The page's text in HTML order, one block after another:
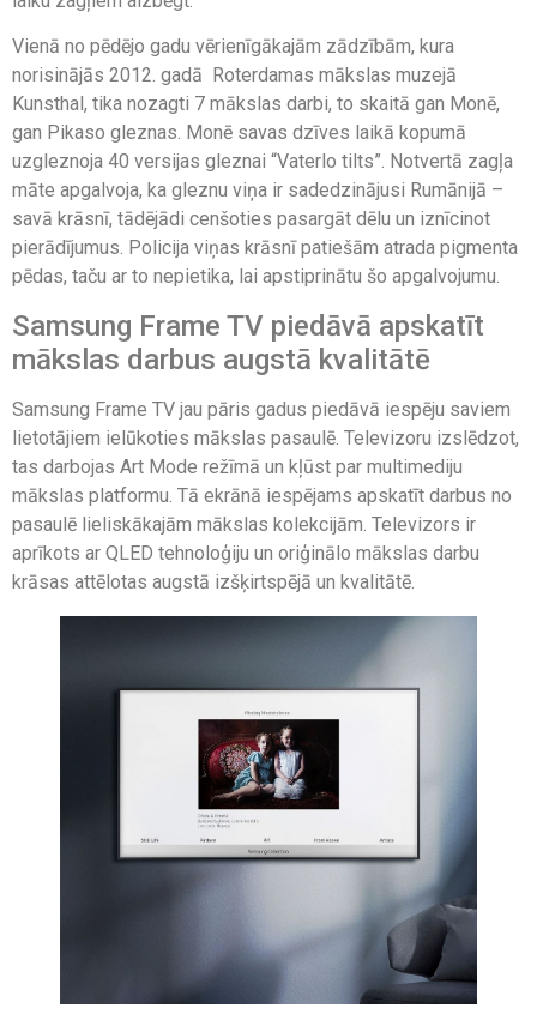
Vienā no pēdējo gadu vērienīgākajām zādzībām, kura
norisinājās 2012. gadā Roterdamas mākslas muzejā
Kunsthal, tika nozagti 7 mākslas darbi, to skaitā gan Monē,
gan Pikaso gleznas. Monē savas dzīves laikā kopumā
uzgleznoja 40 versijas gleznai “Vaterlo tilts”. Notvertā zagļa
māte apgalvoja, ka gleznu viņa ir sadedzinājusi Rumānijā –
savā krāsnī, tādējādi cenšoties pasargāt dēlu un iznīcinot
pierādījumus. Policija viņas krāsnī patiešām atrada pigmenta
pēdas, taču ar to nepietika, lai apstiprinātu šo apgalvojumu.
Samsung Frame TV piedāvā apskatīt
mākslas darbus augstā kvalitātē
Samsung Frame TV jau pāris gadus piedāvā iespēju saviem
lietotājiem ielūkoties mākslas pasaulē. Televizoru izslēdzot,
tas darbojas Art Mode režīmā un kļūst par multimediju
mākslas platformu. Tā ekrānā iespējams apskatīt darbus no
pasaulē lieliskākajām mākslas kolekcijām. Televizors ir
aprīkots ar QLED tehnoloģiju un oriģinālo mākslas darbu
krāsas attēlotas augstā izšķirtspējā un kvalitātē.